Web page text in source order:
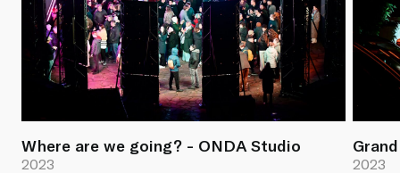
Where are we going? - ONDA Studio
2023 2023